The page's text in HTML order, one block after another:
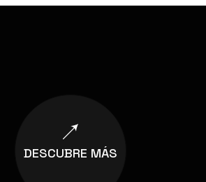
DESCUBRE MÁS